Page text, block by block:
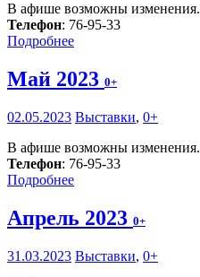
В афише возможны изменения.
Телефон: 76-95-33
Подробнее
Май 2023 0+
02.05.2023 Выставки, 0+
В афише возможны изменения.
Телефон: 76-95-33
Подробнее
Апрель 2023 0+
31.03.2023 Выставки, 0+